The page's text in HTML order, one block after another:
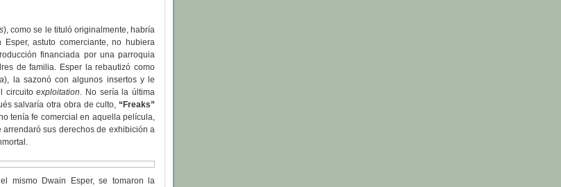
), como se le tituló originalmente, habría
astuto comerciante, no hubiera
financiada por una parroquia
de familia. Esper la rebautizó como
), la sazonó con algunos insertos y le
circuitoexploitation. No sería la última
salvaría otra obra de culto, “Freaks”
tenía fe comercial en aquella película,
sus derechos de exhibición a
mismo Dwain Esper, se tomaron la